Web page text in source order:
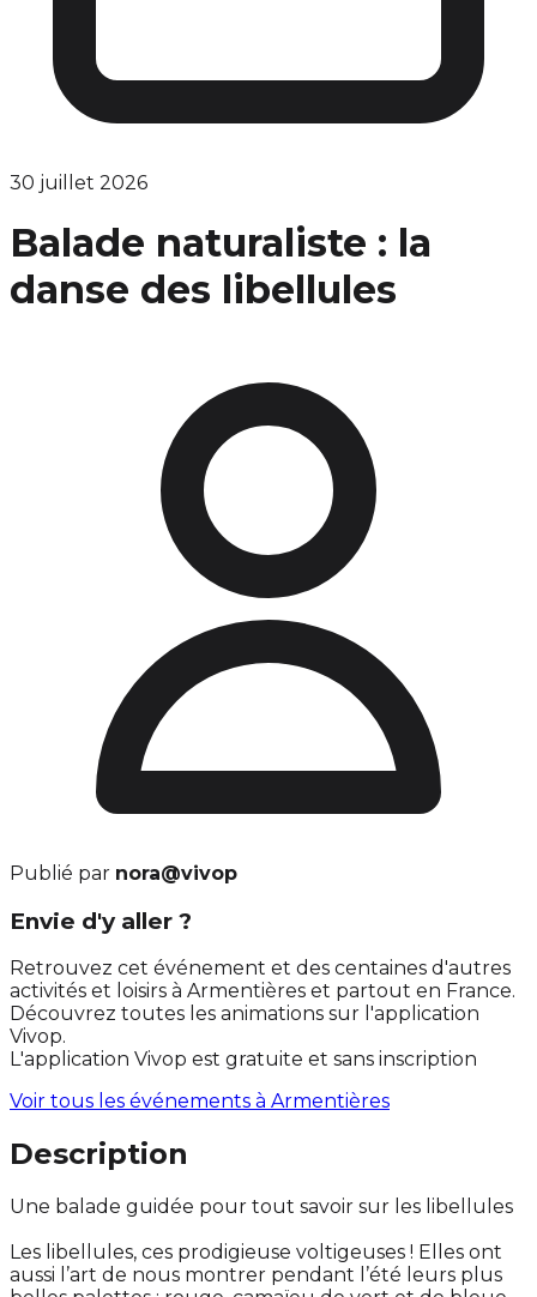
30 juillet 2026
Balade naturaliste : la
danse des libellules
Publié par nora@vivop
Envie d'y aller ?
Retrouvez cet événement et des centaines d'autres
activités et loisirs à Armentières et partout en France.
Découvrez toutes les animations sur l'application
Vivop.
L'application Vivop est gratuite et sans inscription
Voir tous les événements à Armentières
Description
Une balade guidée pour tout savoir sur les libellules
Les libellules, ces prodigieuse voltigeuses ! Elles ont
aussi l’art de nous montrer pendant l’été leurs plus